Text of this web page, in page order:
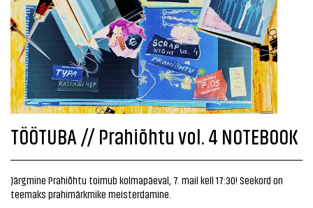
TÖÖTUBA // Prahiõhtu vol. 4 NOTEBOOK
Järgmine Prahiõhtu toimub kolmapäeval, 7. mail kell 17:30! Seekord on
teemaks prahimärkmike meisterdamine.